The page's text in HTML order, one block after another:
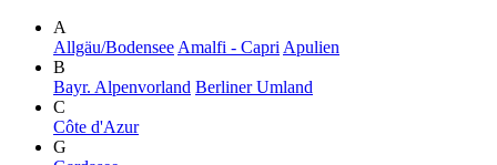
A
Allgäu/Bodensee Amalfi - Capri Apulien
B
Bayr. Alpenvorland Berliner Umland
C
Côte d'Azur
G